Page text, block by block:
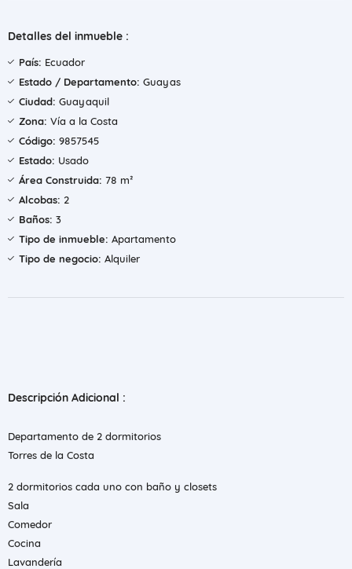
Detalles del inmueble :
País: Ecuador
Estado / Departamento: Guayas
Ciudad: Guayaquil
Zona: Vía a la Costa
Código: 9857545
Estado: Usado
Área Construida: 78 m²
Alcobas: 2
Baños: 3
Tipo de inmueble: Apartamento
Tipo de negocio: Alquiler
Descripción Adicional :
Departamento de 2 dormitorios
Torres de la Costa
2 dormitorios cada uno con baño y closets
Sala
Comedor
Cocina
Lavandería